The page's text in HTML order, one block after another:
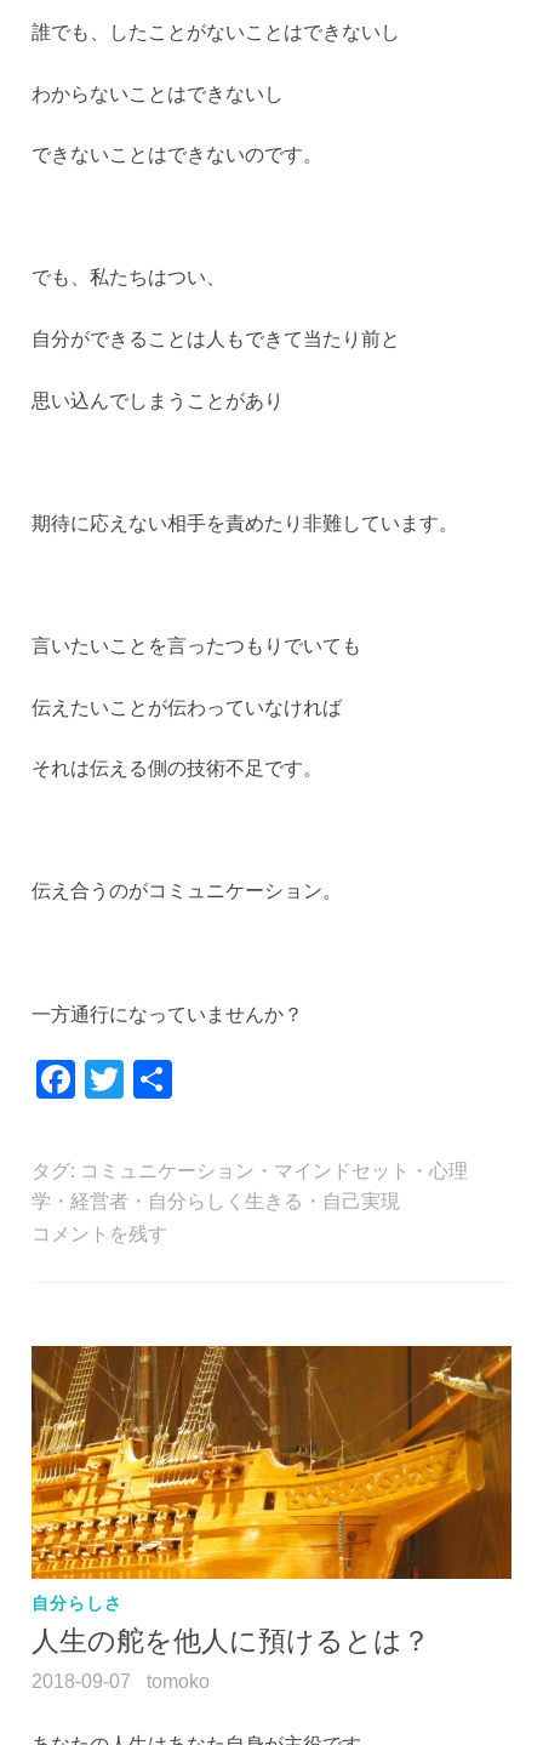
誰でも、したことがないことはできないし
わからないことはできないし
できないことはできないのです。
でも、私たちはつい、
自分ができることは人もできて当たり前と
思い込んでしまうことがあり
期待に応えない相手を責めたり非難しています。
言いたいことを言ったつもりでいても
伝えたいことが伝わっていなければ
それは伝える側の技術不足です。
伝え合うのがコミュニケーション。
一方通行になっていませんか？
F
c
e
b
k
T
tt
er
タグ: コミュニケーション ・ マインドセット ・心理
学 ・経営者 ・ 自分らしく生きる ・ 自己実現
コメントを残す
自分らしさ
人生の舵を他人に預けるとは？
2018-09-07 tomoko